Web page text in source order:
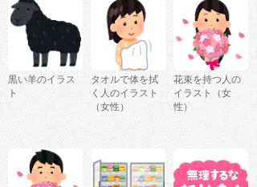
黒い羊のイラス
ト
タオルで体を拭
く人のイラスト
（女性）
花束を持つ人の
イラスト（女
性）